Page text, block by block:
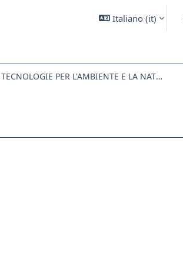
Italiano ‎(it)‎
SM40 - SCIENZE E TECNOLOGIE PER L'AMBIENTE E LA NATURA